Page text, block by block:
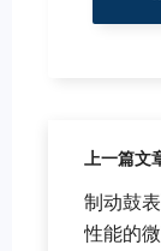
上一篇文
制动鼓
性能的